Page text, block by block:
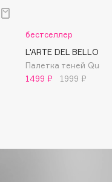
бестселлер
L'ARTE DEL BELLO
Палетка теней
1499 ₽
1999 ₽